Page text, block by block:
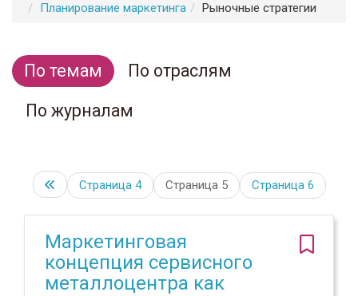
Планирование маркетинга
Рыночные стратегии
По темам
По отраслям
По журналам
Страница 4 Страница 5 Страница 6
Маркетинговая
концепция сервисного
металлоцентра как